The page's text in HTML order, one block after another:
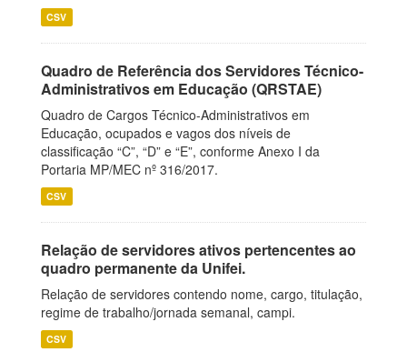
CSV
Quadro de Referência dos Servidores Técnico-
Administrativos em Educação (QRSTAE)
Quadro de Cargos Técnico-Administrativos em
Educação, ocupados e vagos dos níveis de
classificação “C”, “D” e “E”, conforme Anexo I da
Portaria MP/MEC nº 316/2017.
CSV
Relação de servidores ativos pertencentes ao
quadro permanente da Unifei.
Relação de servidores contendo nome, cargo, titulação,
regime de trabalho/jornada semanal, campi.
CSV